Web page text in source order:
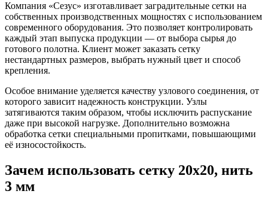
Компания «Сезус» изготавливает заградительные сетки на
собственных производственных мощностях с использованием
современного оборудования. Это позволяет контролировать
каждый этап выпуска продукции — от выбора сырья до
готового полотна. Клиент может заказать сетку
нестандартных размеров, выбрать нужный цвет и способ
крепления.
Особое внимание уделяется качеству узлового соединения, от
которого зависит надежность конструкции. Узлы
затягиваются таким образом, чтобы исключить распускание
даже при высокой нагрузке. Дополнительно возможна
обработка сетки специальными пропитками, повышающими
её износостойкость.
Зачем использовать сетку 20х20, нить
3 мм